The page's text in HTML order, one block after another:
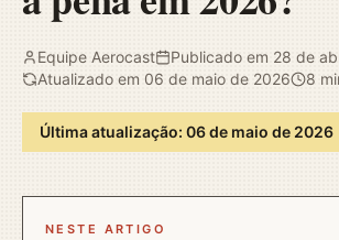
Equipe Aerocast
Publicado em 28 de
Atualizado em 06 de maio de 2026
8
Última atualização: 06 de maio de 2026
NESTE ARTIGO